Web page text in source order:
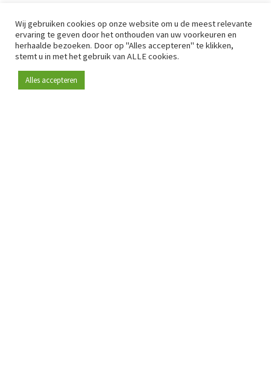
Wij gebruiken cookies op onze website om u de meest relevante
ervaring te geven door het onthouden van uw voorkeuren en
herhaalde bezoeken. Door op "Alles accepteren" te klikken,
stemt u in met het gebruik van ALLE cookies.
Alles accepteren